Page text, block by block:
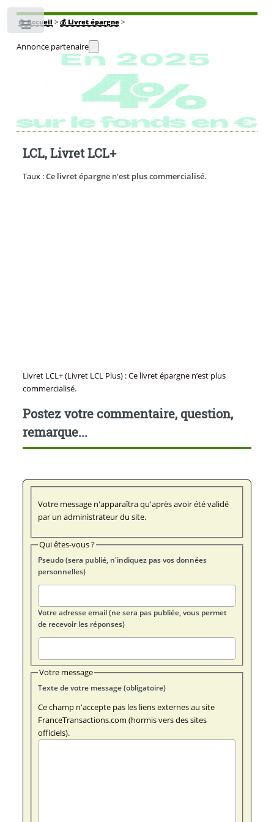
🏠Accueil > 💰 Livret épargne>
Annonce partenaire
LCL, Livret LCL+
Taux :Ce livret épargne n'est plus commercialisé.
Livret LCL+ (Livret LCL Plus) : Ce livret épargne n’est plus
commercialisé.
Postez votre commentaire, question,
remarque...
Votre message n'apparaîtra qu'après avoir été validé
par un administrateur du site.
Qui êtes-vous ?
Pseudo (sera publié, n'indiquez pas vos données
personnelles)
Votre adresse email (ne sera pas publiée, vous permet
de recevoir les réponses)
Votre message
Texte de votre message (obligatoire)
Ce champ n'accepte pas les liens externes au site
FranceTransactions.com (hormis vers des sites
officiels).
Toggle